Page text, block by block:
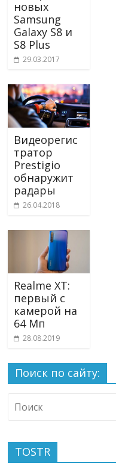
новых
Samsung
Galaxy S8 и
S8 Plus
29.03.2017
Видеорегис
тратор
Prestigio
обнаружит
радары
26.04.2018
Realme XT:
первый с
камерой на
64 Мп
28.08.2019
Поиск по сайту:
TOSTR